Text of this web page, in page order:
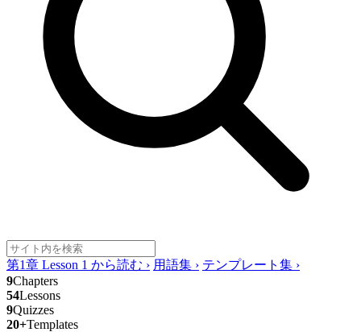
第1章 Lesson 1 から読む › 用語集 › テンプレート集 ›
9Chapters
54Lessons
9Quizzes
20+Templates